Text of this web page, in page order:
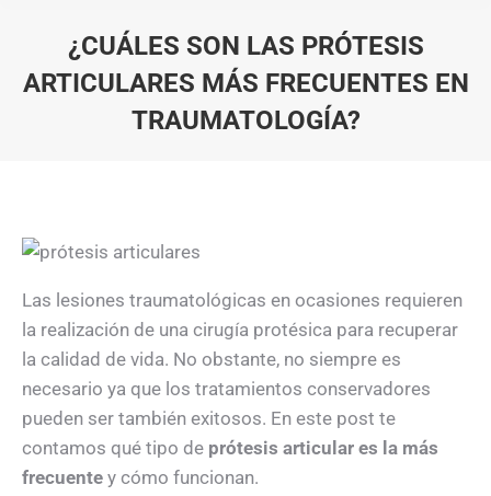
¿CUÁLES SON LAS PRÓTESIS
ARTICULARES MÁS FRECUENTES EN
TRAUMATOLOGÍA?
Las lesiones traumatológicas en ocasiones requieren
la realización de una cirugía protésica para recuperar
la calidad de vida. No obstante, no siempre es
necesario ya que los tratamientos conservadores
pueden ser también exitosos. En este post te
contamos qué tipo de prótesis articular es la más
frecuente y cómo funcionan.